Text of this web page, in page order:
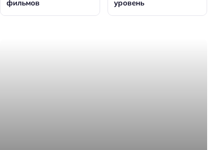
фильмов
уровень